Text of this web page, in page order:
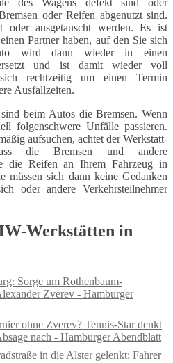
des Wagens defekt sind oder
oder Reifen abgenutzt sind.
oder ausgetauscht werden. Es ist
Partner haben, auf den Sie sich
wird dann wieder in einen
und ist damit wieder voll
rechtzeitig um einen Termin
Ausfallzeiten.
beim Autos die Bremsen. Wenn
folgenschwere Unfälle passieren.
aufsuchen, achtet der Werkstatt-
die Bremsen und andere
die Reifen an Ihrem Fahrzeug in
müssen sich dann keine Gedanken
oder andere Verkehrsteilnehmer
Werkstätten in
Sorge um Rothenbaum-
Zverev - Hamburger
ohne Zverev? Tennis-Star denkt
nach - Hamburger Abendblatt
in die Alster gelenkt: Fahrer